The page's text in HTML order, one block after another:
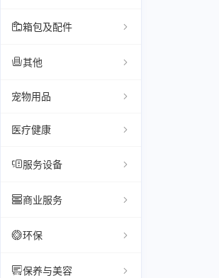
箱包及配件
其他
宠物用品
医疗健康
服务设备
商业服务
环保
保养与美容